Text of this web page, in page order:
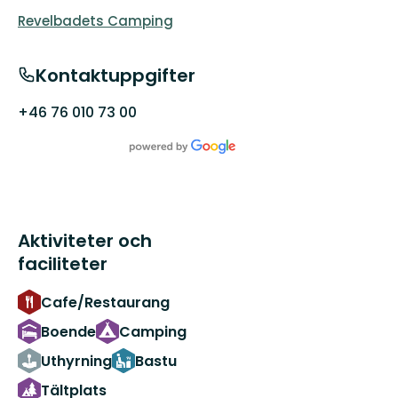
Revelbadets Camping
Kontaktuppgifter
+46 76 010 73 00
Aktiviteter och
faciliteter
Cafe/Restaurang
Boende
Camping
Uthyrning
Bastu
Tältplats